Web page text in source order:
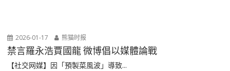
2026-01-17 熊猫时报
禁言羅永浩賈國龍 微博倡以媒體論戰
【社交网媒】因「預製菜風波」導致...